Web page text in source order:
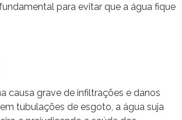
para evitar que a água fique
causa grave de infiltrações e danos
tubulações de esgoto, a água suja